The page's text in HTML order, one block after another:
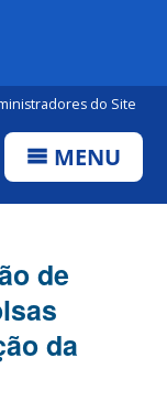
do Site
MENU
de
da